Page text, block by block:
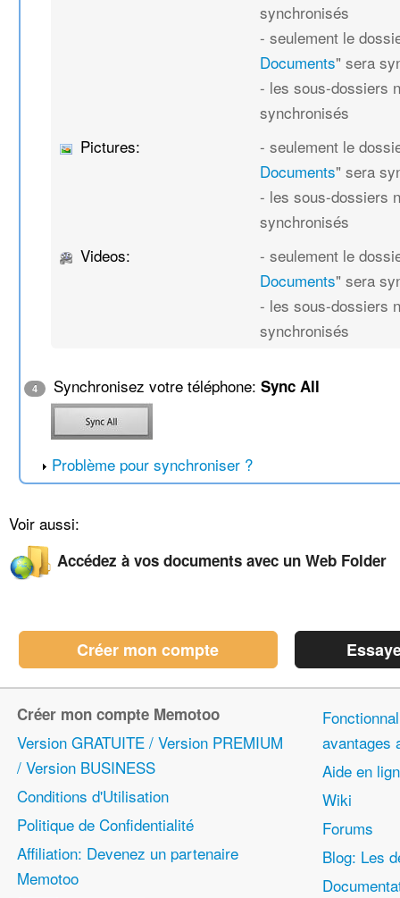
synchronisés
- seulement le
Documents" sera
- les sous-dossiers
synchronisés
Pictures:
- seulement le
Documents" sera
- les sous-dossiers
synchronisés
Videos:
- seulement le
Documents" sera
- les sous-dossiers
synchronisés
4 Synchronisez votre téléphone:Sync All
Problème pour synchroniser ?
Voir aussi:
Accédez à vos documents avec un Web Folder
Créer mon compte
Créer mon compte Memotoo
Version GRATUITE / Version PREMIUM
/ Version BUSINESS
Conditions d'Utilisation
Politique de Confidentialité
Affiliation: Devenez un partenaire
Memotoo
avantages
Aide en
Wiki
Forums
Blog: Les